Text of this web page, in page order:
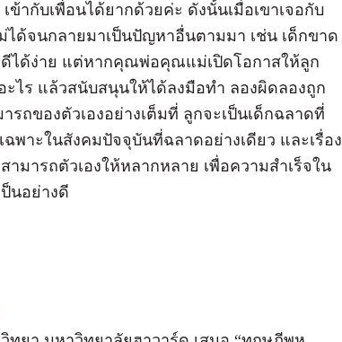
ากับเพื่อนได้ยากด้วยค่ะ ดังนั้นเมื่อเขาเจอกับ
ด้จนกลายมาเป็นปัญหาอื่นตามมา เช่น เด็กขาด
ได้ง่าย แต่หากคุณพ่อคุณแม่เปิดโอกาสให้ลูก
ะไร แล้วสนับสนุนให้ได้ลงมือทำ ลองผิดลองถูก
ถของตัวเองอย่างเต็มที่ ลูกจะเป็นเด็กฉลาดที่
พาะในสังคมปัจจุบันที่ฉลาดอย่างเดียว และเรื่อง
มารถตัวเองให้หลากหลาย เพื่อความสำเร็จใน
นอย่างดี